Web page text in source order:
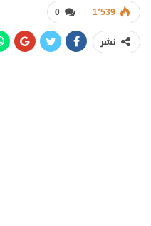
0 1٬539
نشر